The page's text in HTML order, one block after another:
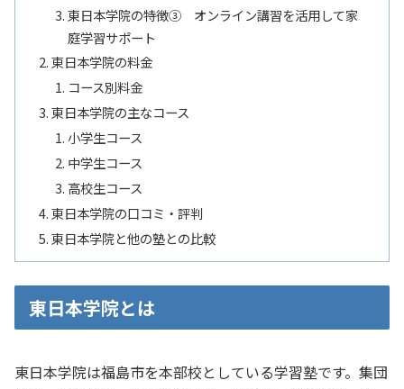
東日本学院の特徴③ オンライン講習を活用して家
庭学習サポート
東日本学院の料金
コース別料金
東日本学院の主なコース
小学生コース
中学生コース
高校生コース
東日本学院の口コミ・評判
東日本学院と他の塾との比較
東日本学院とは
東日本学院は福島市を本部校としている学習塾です。​集団